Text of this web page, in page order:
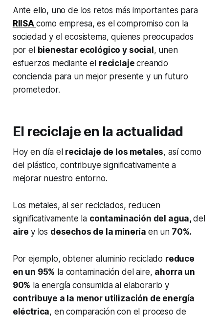
Ante ello, uno de los retos más importantes para
RIISA como empresa, es el compromiso con la
sociedad y el ecosistema, quienes preocupados
por el bienestar ecológico y social, unen
esfuerzos mediante el reciclajecreando
conciencia para un mejor presente y un futuro
prometedor.
El reciclaje en la actualidad
Hoy en día el reciclaje de los metales, así como
del plástico, contribuye significativamente a
mejorar nuestro entorno.
Los metales, al ser reciclados, reducen
significativamente la contaminación del agua,del
aire y los desechos de la minería en un 70%.
Por ejemplo, obtener aluminio reciclado reduce
en un 95% la contaminación del aire, ahorra un
90% la energía consumida al elaborarlo y
contribuye a la menor utilización de energía
eléctrica, en comparación con el proceso de